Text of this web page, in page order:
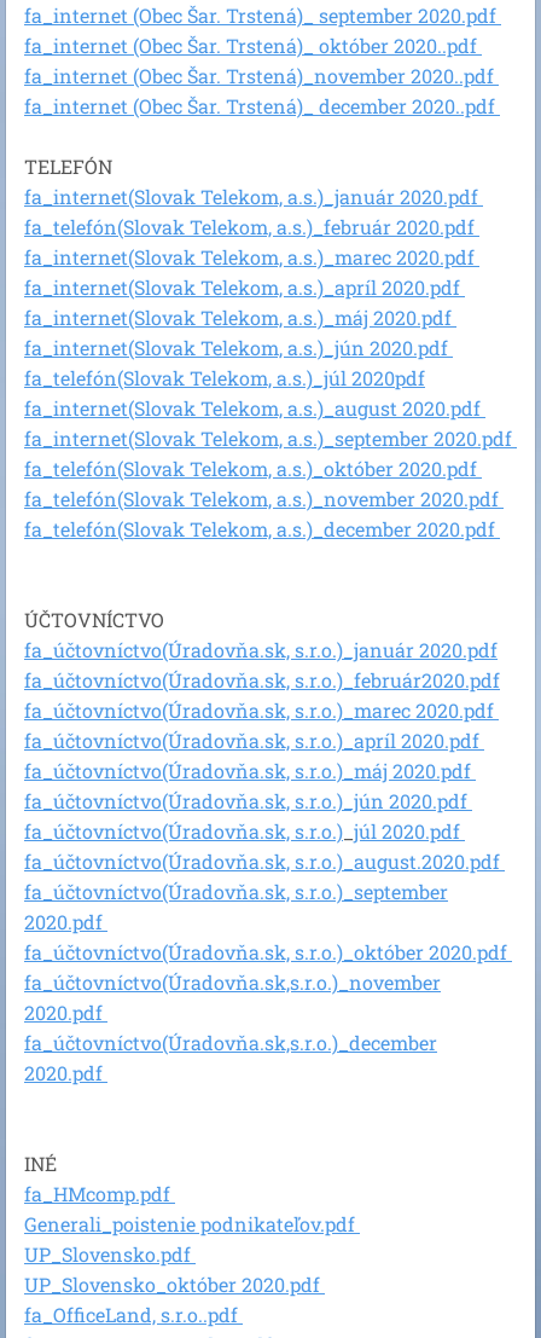
fa_internet (Obec Šar. Trstená)_ september 2020.pdf
fa_internet (Obec Šar. Trstená)_ október 2020..pdf
fa_internet (Obec Šar. Trstená)_november 2020..pdf
fa_internet (Obec Šar. Trstená)_ december 2020..pdf
TELEFÓN
fa_internet(Slovak Telekom, a.s.)_január 2020.pdf
fa_telefón(Slovak Telekom, a.s.)_február 2020.pdf
fa_internet(Slovak Telekom, a.s.)_marec 2020.pdf
fa_internet(Slovak Telekom, a.s.)_apríl 2020.pdf
fa_internet(Slovak Telekom, a.s.)_máj 2020.pdf
fa_internet(Slovak Telekom, a.s.)_jún 2020.pdf
fa_telefón(Slovak Telekom, a.s.)_júl 2020pdf
fa_internet(Slovak Telekom, a.s.)_august 2020.pdf
fa_internet(Slovak Telekom, a.s.)_september 2020.pdf
fa_telefón(Slovak Telekom, a.s.)_október 2020.pdf
fa_telefón(Slovak Telekom, a.s.)_november 2020.pdf
fa_telefón(Slovak Telekom, a.s.)_december 2020.pdf
ÚČTOVNÍCTVO
fa_účtovníctvo(Úradovňa.sk, s.r.o.)_január 2020.pdf
fa_účtovníctvo(Úradovňa.sk, s.r.o.)_február2020.pdf
fa_účtovníctvo(Úradovňa.sk, s.r.o.)_marec 2020.pdf
fa_účtovníctvo(Úradovňa.sk, s.r.o.)_apríl 2020.pdf
fa_účtovníctvo(Úradovňa.sk, s.r.o.)_máj 2020.pdf
fa_účtovníctvo(Úradovňa.sk, s.r.o.)_jún 2020.pdf
fa_účtovníctvo(Úradovňa.sk, s.r.o.) júl 2020.pdf
fa_účtovníctvo(Úradovňa.sk, s.r.o.)_august.2020.pdf
fa_účtovníctvo(Úradovňa.sk, s.r.o.)_september
2020.pdf
fa_účtovníctvo(Úradovňa.sk, s.r.o.)_október 2020.pdf
fa_účtovníctvo(Úradovňa.sk,s.r.o.)_november
2020.pdf
fa_účtovníctvo(Úradovňa.sk,s.r.o.)_december
2020.pdf
INÉ
fa_HMcomp.pdf
Generali_poistenie podnikateľov.pdf
UP_Slovensko.pdf
UP_Slovensko_október 2020.pdf
fa_OfficeLand, s.r.o..pdf